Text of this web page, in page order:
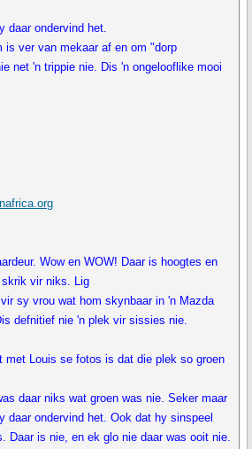
daar ondervind het.
is ver van mekaar af en om "dorp
net 'n trippie nie. Dis 'n ongelooflike mooi
Wow en WOW! Daar is hoogtes en
vir niks. Lig
sy vrou wat hom skynbaar in 'n Mazda
defnitief nie 'n plek vir sissies nie.
met Louis se fotos is dat die plek so groen
daar niks wat groen was nie. Seker maar
daar ondervind het. Ook dat hy sinspeel
Daar is nie, en ek glo nie daar was ooit nie.